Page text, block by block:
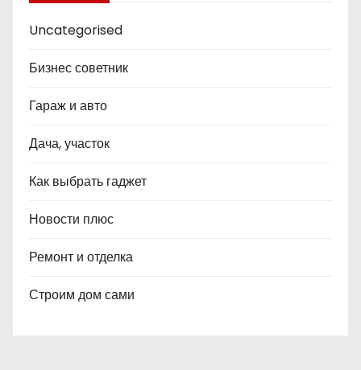
Uncategorised
Бизнес советник
Гараж и авто
Дача, участок
Как выбрать гаджет
Новости плюс
Ремонт и отделка
Строим дом сами